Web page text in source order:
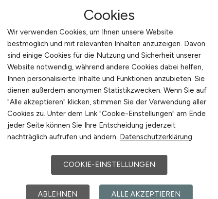
Oertli Werkzeug- und Maschinenhandels-
15.07.2026
Adelmannsfelden bei Aalen, Höri bei Zürich
(Schweiz)
Leiter Elektrotechnik / VEFK
(m/w/d)
Cookies
Wir verwenden Cookies, um Ihnen unsere Website
bestmöglich und mit relevanten Inhalten anzuzeigen. Davon
sind einige Cookies für die Nutzung und Sicherheit unserer
Website notwendig, während andere Cookies dabei helfen,
Ihnen personalisierte Inhalte und Funktionen anzubieten. Sie
dienen außerdem anonymen Statistikzwecken. Wenn Sie auf
"Alle akzeptieren" klicken, stimmen Sie der Verwendung aller
Cookies zu. Unter dem Link "Cookie-Einstellungen" am Ende
jeder Seite können Sie Ihre Entscheidung jederzeit
nachträglich aufrufen und ändern. Datenschutzerklärung
COOKIE-EINSTELLUNGEN
ABLEHNEN ALLE AKZEPTIEREN